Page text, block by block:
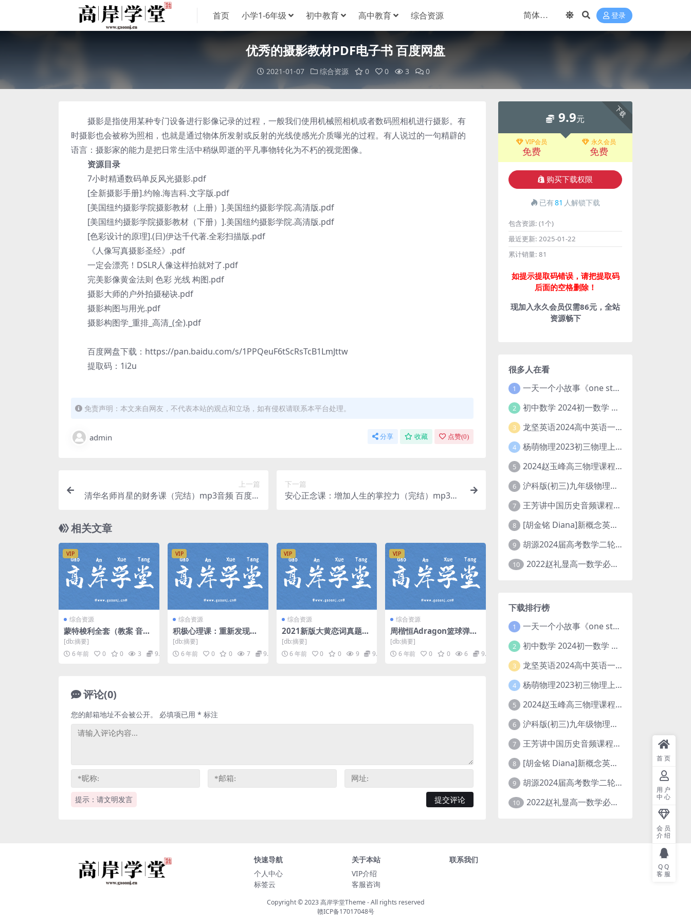
首页 小学1-6年级 初中教育 高中教育 综合资源 登录
优秀的摄影教材PDF电子书 百度网盘
2021-01-07 综合资源 0 0 3 0
摄影是指使用某种专门设备进行影像记录的过程，一般我们使用机械照相机或者数码照相机进行摄影。有
时摄影也会被称为照相，也就是通过物体所发射或反射的光线使感光介质曝光的过程。有人说过的一句精辟的
语言：摄影家的能力是把日常生活中稍纵即逝的平凡事物转化为不朽的视觉图像。
资源目录
7小时精通数码单反风光摄影.pdf
[全新摄影手册].约翰.海吉科.文字版.pdf
[美国纽约摄影学院摄影教材（上册）].美国纽约摄影学院.高清版.pdf
[美国纽约摄影学院摄影教材（下册）].美国纽约摄影学院.高清版.pdf
[色彩设计的原理].(日)伊达千代著.全彩扫描版.pdf
《人像写真摄影圣经》.pdf
一定会漂亮！DSLR人像这样拍就对了.pdf
完美影像黄金法则 色彩 光线 构图.pdf
摄影大师的户外拍摄秘诀.pdf
摄影构图与用光.pdf
摄影构图学_重排_高清_(全).pdf
百度网盘下载：https://pan.baidu.com/s/1PPQeuF6tScRsTcB1LmJttw
提取码：1i2u
免责声明：本文来自网友，不代表本站的观点和立场，如有侵权请联系本平台处理。
admin 分享 收藏 点赞(0)
上一篇
清华名师肖星的财务课（完结）mp3音频 百度网
下一篇
安心正念课：增加人生的掌控力（完结）mp3音
相关文章
VIP
综合资源
蒙特梭利全套（教案 音乐
视频） 百度网盘下载
[db:摘要]
6 年前
0 0 3 9.9
VIP
综合资源
积极心理课：重新发现自
己，活出想要的未来（高
清完结打包）百度网盘
[db:摘要]
6 年前
0 0 7 9.9
VIP
综合资源
2021新版大黄恋词真题55
00《考研英语真题5500
词》（58.9G超清视频）
百度网盘
[db:摘要]
6 年前
0 0 9 9.9
VIP
综合资源
周楷恒Adragon篮球弹跳
（超清视频）百度网盘
[db:摘要]
6 年前
0 0 6 9.9
评论(0)
提示：请文明发言
您的邮箱地址不会被公开。 必填项已用 * 标注
下载
9.9元
VIP会员
免费
永久会员
免费
购买下载权限
已有81 人解锁下载
包含资源: (1个)
最近更新: 2025-01-22
累计销量: 81
如提示提取码错误，请把提取码
后面的空格删除！
现加入永久会员仅需86元，全站
资源畅下
很多人在看
1 一天一个小故事《one story a day》初中版 百度网盘分享下载
2 初中数学 2024初一数学 朱韬数学 S班春季下 A+班春季下 百度云网盘
3 龙坚英语2024高中英语一轮系统班(全国卷+北京卷)
4 杨萌物理2023初三物理上秋季A+班(视频+讲义) 百度网盘分享
5 2024赵玉峰高三物理课程24年高考物理一轮复习网课教程
6 沪科版(初三)九年级物理全一册网课教学视频全集(录播版 杜春雨 66讲)
7 王芳讲中国历史音频课程全集(上下五千年)
8 [胡金铭 Diana]新概念英语第1册教学视频课程(全集 百度网盘下载)
9 胡源2024届高考数学二轮寒假春季精讲 百度网盘分享
10 2022赵礼显高一数学必修一课程视频资源(秋季班 含讲义)百度网盘云
下载排行榜
1 一天一个小故事《one story a day》初中版 百度网盘分享下载
2 初中数学 2024初一数学 朱韬数学 S班春季下 A+班春季下 百度云网盘
3 龙坚英语2024高中英语一轮系统班(全国卷+北京卷)
4 杨萌物理2023初三物理上秋季A+班(视频+讲义) 百度网盘分享
5 2024赵玉峰高三物理课程24年高考物理一轮复习网课教程
6 沪科版(初三)九年级物理全一册网课教学视频全集(录播版 杜春雨 66讲)
7 王芳讲中国历史音频课程全集(上下五千年)
8 [胡金铭 Diana]新概念英语第1册教学视频课程(全集 百度网盘下载)
9 胡源2024届高考数学二轮寒假春季精讲 百度网盘分享
10 2022赵礼显高一数学必修一课程视频资源(秋季班 含讲义)百度网盘云
快速导航
个人中心
标签云
关于本站
VIP介绍
客服咨询
联系我们
Copyright © 2023高岸学堂Theme- All rights reserved
赣ICP备17017048号
首页
用户
中心
会员
介绍
QQ
客服